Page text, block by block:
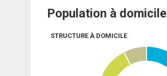
Population à domicile
STRUCTURE À DOMICILE